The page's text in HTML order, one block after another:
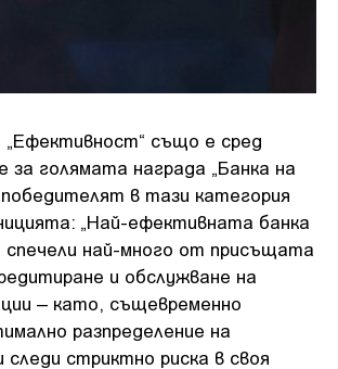
също е сред
за голямата награда „Банка на
в тази категория
„Най-ефективната банка
най-много от присъщата
и обслужване на
– като, същевременно
разпределение на
стриктно риска в своя